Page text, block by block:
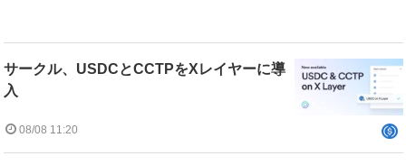
サークル、USDCとCCTPをXレイヤーに導
入
08/08 11:20